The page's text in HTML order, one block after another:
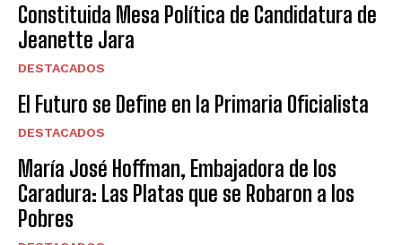
Constituida Mesa Política de Candidatura de
Jeanette Jara
DESTACADOS
El Futuro se Define en la Primaria Oficialista
DESTACADOS
María José Hoffman, Embajadora de los
Caradura: Las Platas que se Robaron a los
Pobres